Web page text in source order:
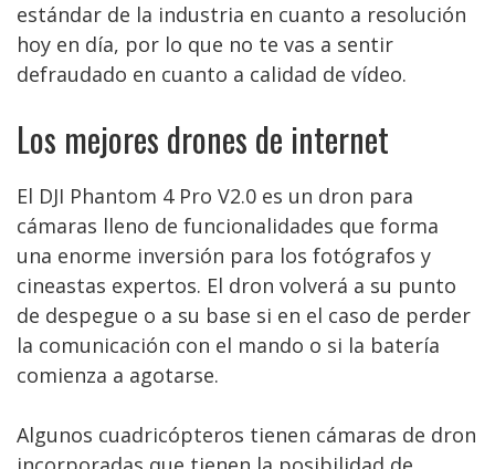
estándar de la industria en cuanto a resolución
hoy en día, por lo que no te vas a sentir
defraudado en cuanto a calidad de vídeo.
Los mejores drones de internet
El DJI Phantom 4 Pro V2.0 es un dron para
cámaras lleno de funcionalidades que forma
una enorme inversión para los fotógrafos y
cineastas expertos. El dron volverá a su punto
de despegue o a su base si en el caso de perder
la comunicación con el mando o si la batería
comienza a agotarse.
Algunos cuadricópteros tienen cámaras de dron